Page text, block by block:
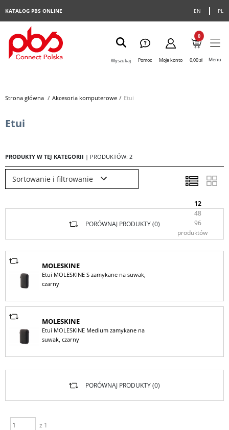
EN PL
KATALOG PBS ONLINE
Wyszukaj Pomoc Moje konto
0
0,00 zł Menu
Strona główna> Akcesoria komputerowe> Etui
Etui
PRODUKTY W TEJ KATEGORII | PRODUKTÓW: 2
Sortowanie i filtrowanie
12
48
96
produktów
PORÓWNAJ PRODUKTY (0)
MOLESKINE
Etui MOLESKINE S zamykane na suwak,
czarny
MOLESKINE
Etui MOLESKINE Medium zamykane na
suwak, czarny
z 1
PORÓWNAJ PRODUKTY (0)